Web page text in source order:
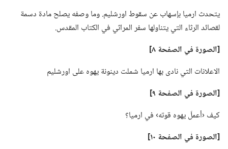
يتحدث ارميا بإسهاب عن سقوط اورشليم.‏ وما وصفه يصلح مادة دسمة
لقصائد الرثاء التي يتناولها سفر المراثي في الكتاب المقدس.‏
‏[الصورة في الصفحة ٨]‏
الاعلانات التي نادى بها ارميا شملت دينونة يهوه على اورشليم
‏[الصورة في الصفحة ٩]‏
كيف ‹أعملَ يهوه قوته› في ارميا؟‏
‏[الصورة في الصفحة ١٠]‏